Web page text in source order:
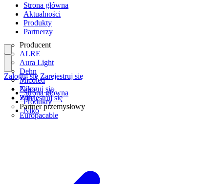
Strona główna
Aktualności
Produkty
Partnerzy
Producent
ALRE
Aura Light
Dehn
Micoled
Niko
Wiha
Partner przemysłowy
Europacable
Zaloguj się
Zarejestruj się
Zaloguj się Zarejestruj się
Strona główna
Produkty
Niko